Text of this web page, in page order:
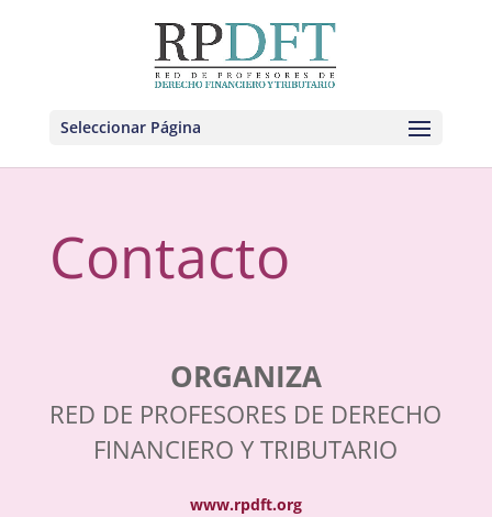
Seleccionar Página
Contacto
ORGANIZA
RED DE PROFESORES DE DERECHO
FINANCIERO Y TRIBUTARIO
www.rpdft.org